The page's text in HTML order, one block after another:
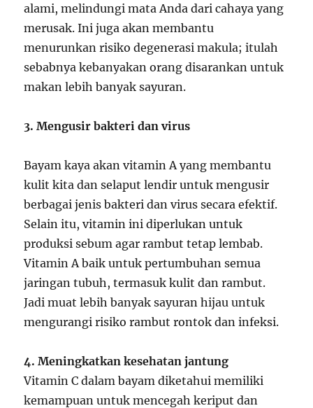
alami, melindungi mata Anda dari cahaya yang
merusak. Ini juga akan membantu
menurunkan risiko degenerasi makula; itulah
sebabnya kebanyakan orang disarankan untuk
makan lebih banyak sayuran.
3. Mengusir bakteri dan virus
Bayam kaya akan vitamin A yang membantu
kulit kita dan selaput lendir untuk mengusir
berbagai jenis bakteri dan virus secara efektif.
Selain itu, vitamin ini diperlukan untuk
produksi sebum agar rambut tetap lembab.
Vitamin A baik untuk pertumbuhan semua
jaringan tubuh, termasuk kulit dan rambut.
Jadi muat lebih banyak sayuran hijau untuk
mengurangi risiko rambut rontok dan infeksi.
4. Meningkatkan kesehatan jantung
Vitamin C dalam bayam diketahui memiliki
kemampuan untuk mencegah keriput dan